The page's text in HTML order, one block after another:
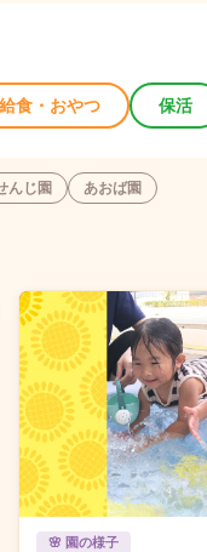
給食・おやつ 保活
んじ園 あおば園
🌸 園の様子